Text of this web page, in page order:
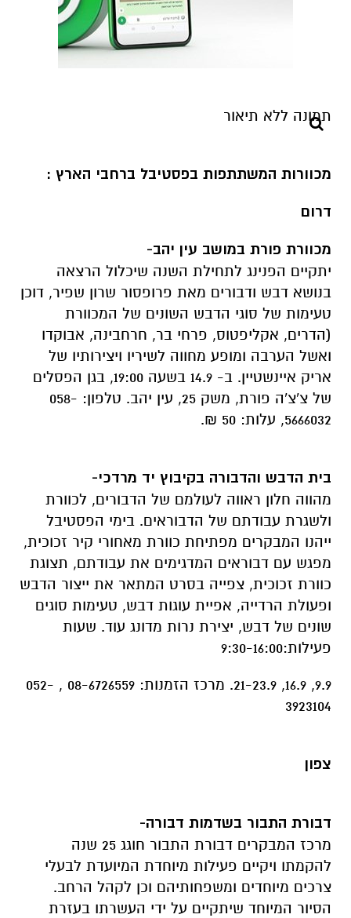
מכוורות המשתתפות בפסטיבל ברחבי הארץ :
דרום
מכוורת פורת במושב עין יהב-
יתקיים הפנינג לתחילת השנה שיכלול הרצאה
בנושא דבש ודבורים מאת פרופסור שרון שפיר, דוכן
טעימות של סוגי הדבש השונים של המכוורת
(הדרים, אקליפטוס, פרחי בר, חרחבינה, אבוקדו
ואשל הערבה ומופע מחווה לשיריו ויצירותיו של
אריק איינשטיין. ב- 14.9 בשעה 19:00, בגן הפסלים
של צ'צ'ה פורת, משק 25, עין יהב. טלפון: 058-
5666032, עלות: 50 ₪.
בית הדבש והדבורה בקיבוץ יד מרדכי-
מהווה חלון ראווה לעולמם של הדבורים, לכוורת
ולשגרת עבודתם של הדבוראים. בימי הפסטיבל
ייהנו המבקרים מפתיחת כוורת מאחורי קיר זכוכית,
מפגש עם דבוראים המדגימים את עבודתם, תצוגת
כוורת זכוכית, צפייה בסרט המתאר את ייצור הדבש
ופעולת הרדייה, אפיית עוגות דבש, טעימות סוגים
שונים של דבש, יצירת נרות מדונג עוד. שעות
פעילות:9:30-16:00
9.9, 16.9, 21-23.9. מרכז הזמנות: 08-6726559 , 052-
3923104
צפון
דבורת התבור בשדמות דבורה-
מרכז המבקרים דבורת התבור חוגג 25 שנה
להקמתו ויקיים פעילות מיוחדת המיועדת לבעלי
צרכים מיוחדים ומשפחותיהם וכן לקהל הרחב.
הסיור המיוחד שיתקיים על ידי העשרתו בעזרת